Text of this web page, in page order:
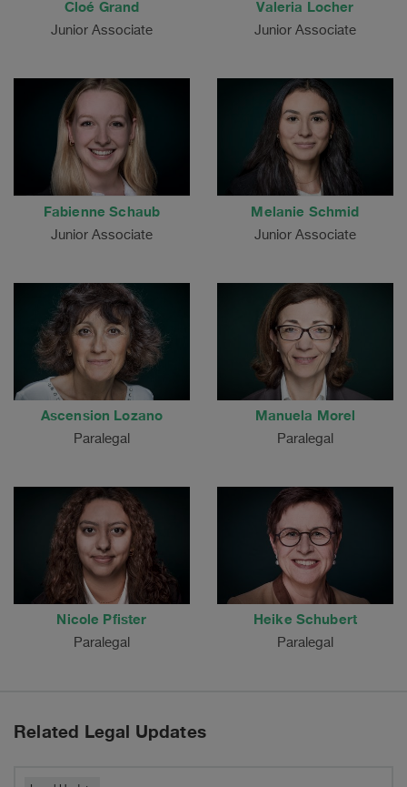
Cloé Grand
Junior Associate
Valeria Locher
Junior Associate
Fabienne Schaub
Junior Associate
Melanie Schmid
Junior Associate
Ascension Lozano
Paralegal
Manuela Morel
Paralegal
Nicole Pfister
Paralegal
Heike Schubert
Paralegal
Related Legal Updates